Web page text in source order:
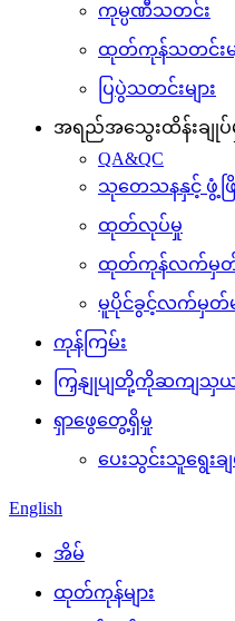
ကုမ္ပဏီသတင်း
ထုတ်ကုန်သတင်းမျ
ပြပွဲသတင်းများ
အရည်အသွေးထိန်းချုပ်
QA&QC
သုတေသနနှင့် ဖွံ့ဖ
ထုတ်လုပ်မှု
ထုတ်ကုန်လက်မှ
မူပိုင်ခွင့်လက်မှတ်မ
ကုန်ကြမ်း
ကြှနျုပျတို့ကိုဆကျသှယ
ရှာဖွေတွေ့ရှိမှု
ပေးသွင်းသူရွေး
English
အိမ်
ထုတ်ကုန်များ